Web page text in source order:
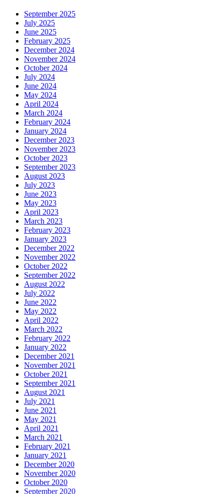
September 2025
July 2025
June 2025
February 2025
December 2024
November 2024
October 2024
July 2024
June 2024
May 2024
April 2024
March 2024
February 2024
January 2024
December 2023
November 2023
October 2023
September 2023
August 2023
July 2023
June 2023
May 2023
April 2023
March 2023
February 2023
January 2023
December 2022
November 2022
October 2022
September 2022
August 2022
July 2022
June 2022
May 2022
April 2022
March 2022
February 2022
January 2022
December 2021
November 2021
October 2021
September 2021
August 2021
July 2021
June 2021
May 2021
April 2021
March 2021
February 2021
January 2021
December 2020
November 2020
October 2020
September 2020